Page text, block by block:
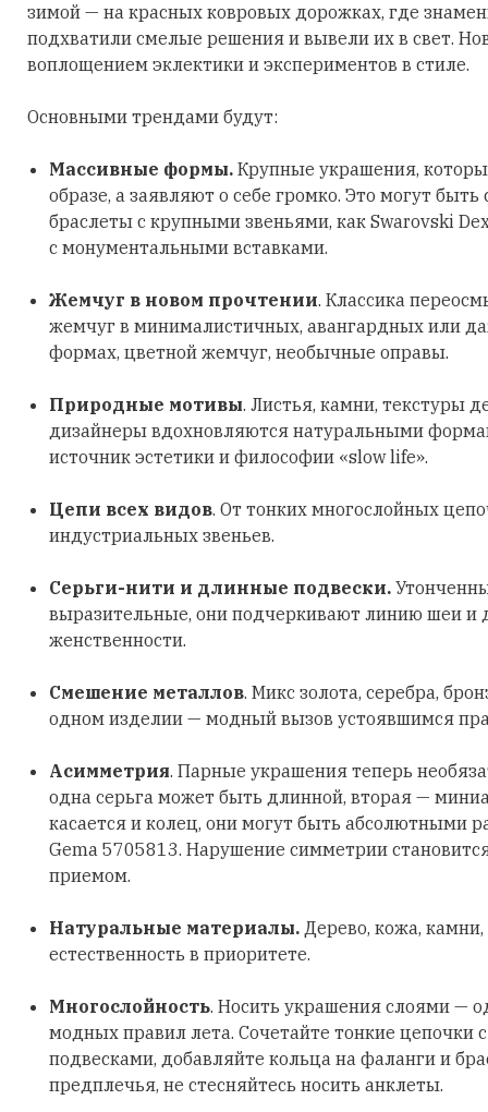
зимой — на красных ковровых дорожках, где
подхватили смелые решения и вывели их в свет.
воплощением эклектики и экспериментов в стиле.
Основными трендами будут:
Массивные формы. Крупные украшения,
образе, а заявляют о себе громко. Это могут быть
браслеты с крупными звеньями, как Swarovski
с монументальными вставками.
Жемчуг в новом прочтении. Классика
жемчуг в минималистичных, авангардных или
формах, цветной жемчуг, необычные оправы.
Природные мотивы. Листья, камни, текстуры
дизайнеры вдохновляются натуральными
источник эстетики и философии «slow life».
Цепи всех видов. От тонких многослойных
индустриальных звеньев.
Серьги-нити и длинные подвески.
выразительные, они подчеркивают линию шеи и
женственности.
Смешение металлов. Микс золота, серебра,
одном изделии — модный вызов устоявшимся
Асимметрия. Парные украшения теперь
одна серьга может быть длинной, вторая —
касается и колец, они могут быть абсолютными
Gema 5705813. Нарушение симметрии
приемом.
Натуральные материалы. Дерево, кожа,
естественность в приоритете.
Многослойность. Носить украшения слоями —
модных правил лета. Сочетайте тонкие цепочки
подвесками, добавляйте кольца на фаланги и
предплечья, не стесняйтесь носить анклеты.